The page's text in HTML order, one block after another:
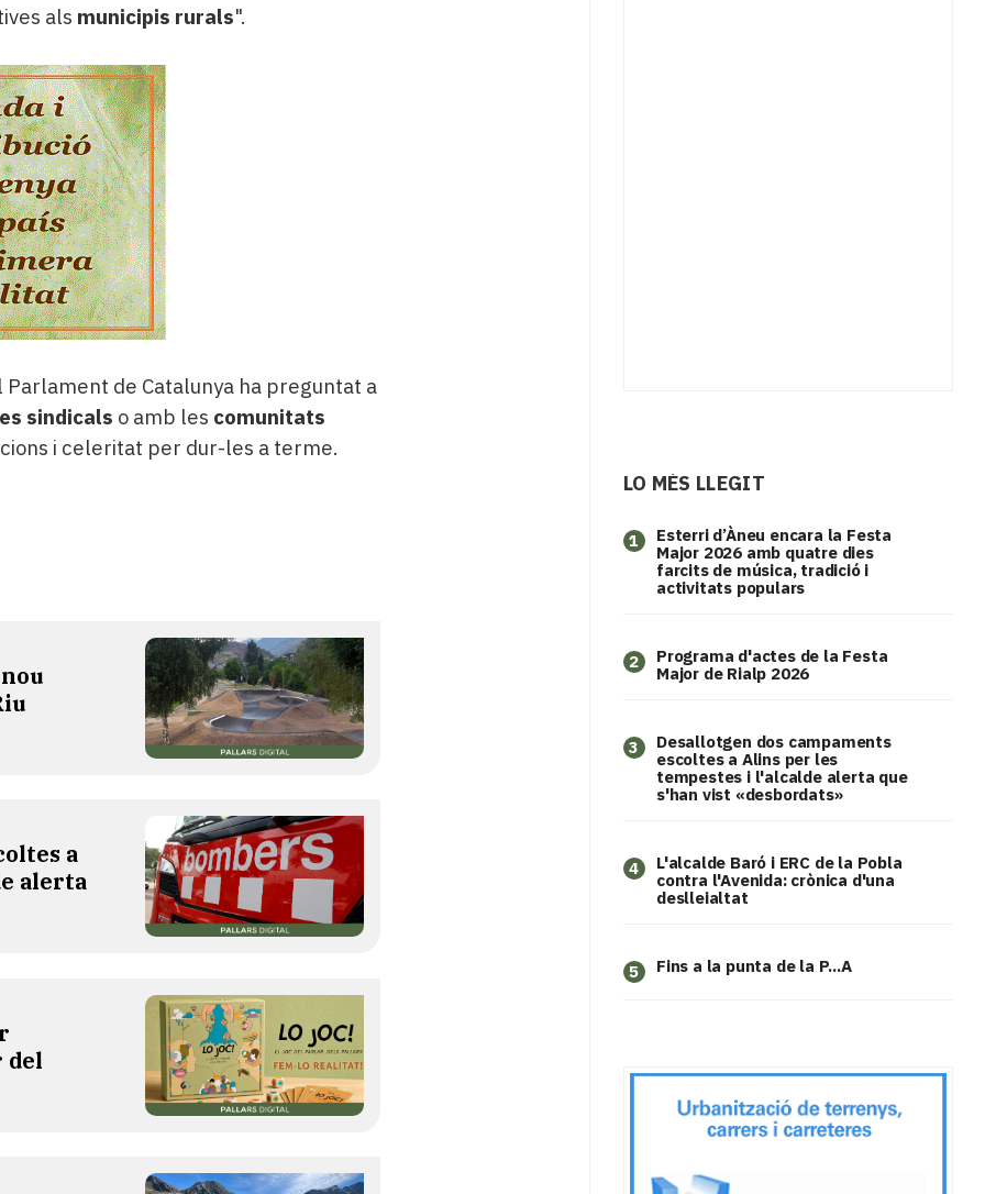
als municipis rurals".
de Catalunya ha preguntat a
sindicals o amb les comunitats
i celeritat per dur-les a terme.
a
alerta
del
LO MÉS LLEGIT
1
Esterri d’Àneu encara la Festa
Major 2026 amb quatre dies
farcits de música, tradició i
activitats populars
2
Programa d'actes de la Festa
Major de Rialp 2026
3
​Desallotgen dos campaments
escoltes a Alins per les
tempestes i l'alcalde alerta que
s'han vist «desbordats»
4
L'alcalde Baró i ERC de la Pobla
contra l'Avenida: crònica d'una
deslleialtat
5 Fins a la punta de la P...A